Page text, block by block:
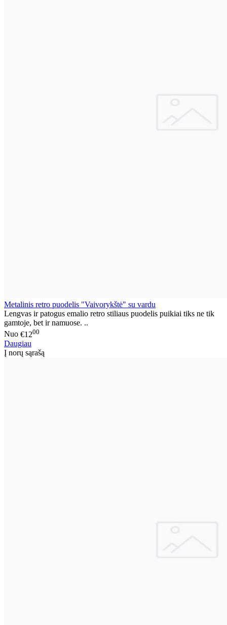
Metalinis retro puodelis "Vaivorykštė" su vardu
Lengvas ir patogus emalio retro stiliaus puodelis puikiai tiks ne tik
gamtoje, bet ir namuose. ..
Nuo €1200
Daugiau
Į norų sąrašą